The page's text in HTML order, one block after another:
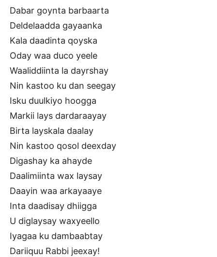
Dabar goynta barbaarta
Deldelaadda gayaanka
Kala daadinta qoyska
Oday waa duco yeele
Waaliddiinta la dayrshay
Nin kastoo ku dan seegay
Isku duulkiyo hoogga
Markii lays dardaraayay
Birta layskala daalay
Nin kastoo qosol deexday
Digashay ka ahayde
Daalimiinta wax laysay
Daayin waa arkayaaye
Inta daadisay dhiigga
U diglaysay waxyeello
Iyagaa ku dambaabtay
Dariiquu Rabbi jeexay!